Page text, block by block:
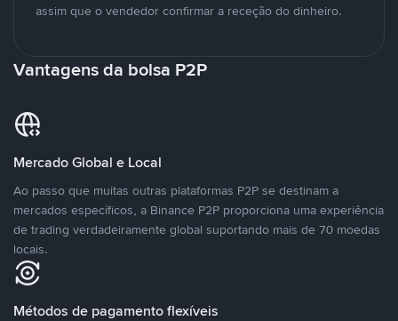
assim que o vendedor confirmar a receção do dinheiro.
Vantagens da bolsa P2P
Mercado Global e Local
Ao passo que muitas outras plataformas P2P se destinam a
mercados específicos, a Binance P2P proporciona uma experiência
de trading verdadeiramente global suportando mais de 70 moedas
locais.
Métodos de pagamento flexíveis